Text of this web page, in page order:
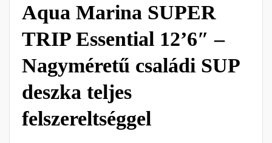
Aqua Marina SUPER
TRIP Essential 12’6″ –
Nagyméretű családi SUP
deszka teljes
felszereltséggel